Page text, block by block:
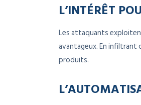
L’INTÉRÊT
Les attaquants
avantageux. En
produits.